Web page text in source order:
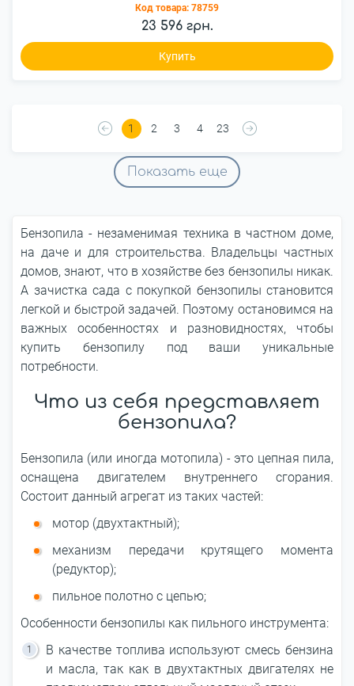
Код товара: 78759
23 596 грн.
Купить
1 2 3 4 23
Показать еще
Бензопила - незаменимая техника в частном доме,
на даче и для строительства. Владельцы частных
домов, знают, что в хозяйстве без бензопилы никак.
А зачистка сада с покупкой бензопилы становится
легкой и быстрой задачей. Поэтому остановимся на
важных особенностях и разновидностях, чтобы
купить бензопилу под ваши уникальные
потребности.
Что из себя представляет
бензопила?
Бензопила (или иногда мотопила) - это цепная пила,
оснащена двигателем внутреннего сгорания.
Состоит данный агрегат из таких частей:
мотор (двухтактный);
механизм передачи крутящего момента
(редуктор);
пильное полотно с цепью;
Особенности бензопилы как пильного инструмента:
В качестве топлива используют смесь бензина
и масла, так как в двухтактных двигателях не